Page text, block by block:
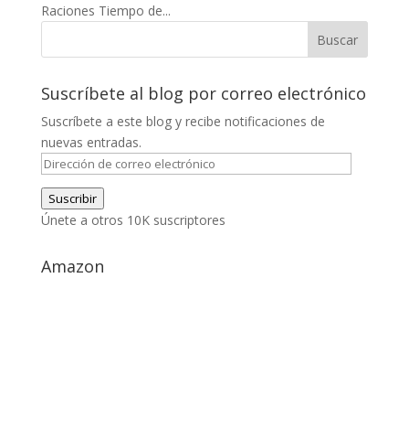
Raciones Tiempo de...
Suscríbete al blog por correo electrónico
Suscríbete a este blog y recibe notificaciones de
nuevas entradas.
Dirección
de
correo
electrónico
Suscribir
Únete a otros 10K suscriptores
Amazon